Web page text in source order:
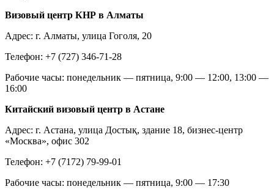
Визовый центр КНР в Алматы
Адрес: г. Алматы, улица Гоголя, 20
Телефон: +7 (727) 346-71-28
Рабочие часы: понедельник — пятница, 9:00 — 12:00, 13:00 —
16:00
Китайский визовый центр в Астане
Адрес: г. Астана, улица Достық, здание 18, бизнес-центр
«Москва»‎, офис 302
Телефон: +7 (7172) 79-99-01
Рабочие часы: понедельник — пятница, 9:00 — 17:30